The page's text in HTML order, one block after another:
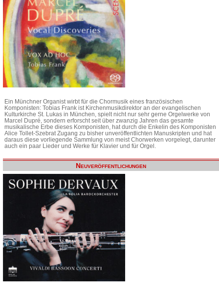
Ein Münchner Organist wirbt für die Chormusik eines französischen
Komponisten: Tobias Frank ist Kirchenmusikdirektor an der evangelischen
Kulturkirche St. Lukas in München, spielt nicht nur sehr gerne Orgelwerke von
Marcel Dupré, sondern erforscht seit über zwanzig Jahren das gesamte
musikalische Erbe dieses Komponisten, hat durch die Enkelin des Komponisten
Alice Tollet-Szebrat Zugang zu bisher unveröffentlichten Manuskripten und hat
daraus diese vorliegende Sammlung von meist Chorwerken vorgelegt, darunter
auch ein paar Lieder und Werke für Klavier und für Orgel.
Neuveröffentlichungen